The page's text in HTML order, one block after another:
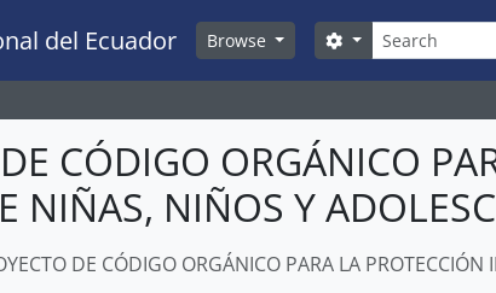
del Ecuador Browse Search
Search options
CÓDIGO ORGÁNICO
NIÑAS, NIÑOS Y
DE CÓDIGO ORGÁNICO PARA LA